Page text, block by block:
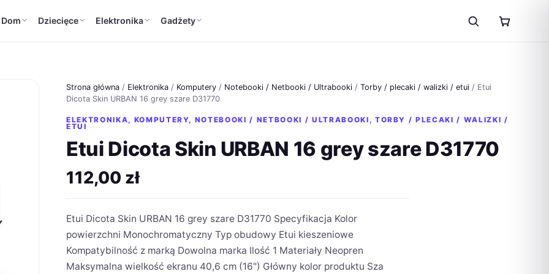
Dom Dziecięce Elektronika Gadżety
Strona główna / Elektronika / Komputery / Notebooki / Netbooki / Ultrabooki / Torby / plecaki / walizki / etui / Etui
Dicota Skin URBAN 16 grey szare D31770
ELEKTRONIKA, KOMPUTERY, NOTEBOOKI / NETBOOKI / ULTRABOOKI , TORBY / PLECAKI / WALIZKI /
ETUI
Etui Dicota Skin URBAN 16 grey szare D31770
112,00 zł
Etui Dicota Skin URBAN 16 grey szare D31770 Specyfikacja Kolor
powierzchni Monochromatyczny Typ obudowy Etui kieszeniowe
Kompatybilność z marką Dowolna marka Ilość 1 Materiały Neopren
Maksymalna wielkość ekranu 40,6 cm (16") Główny kolor produktu Sza